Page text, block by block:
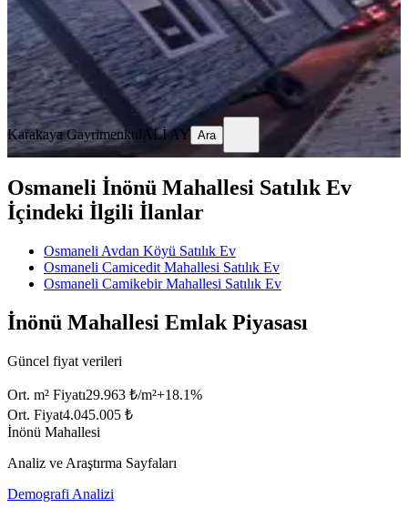
199.000 ₺
Karakaya GayrimenkulALİ AY
Ara
Karakaya GayrimenkulALİ AY Ara
Osmaneli İnönü Mahallesi Satılık Ev
İçindeki İlgili İlanlar
Osmaneli Avdan Köyü Satılık Ev
Osmaneli Camicedit Mahallesi Satılık Ev
Osmaneli Camikebir Mahallesi Satılık Ev
İnönü Mahallesi Emlak Piyasası
Güncel fiyat verileri
Ort. m² Fiyatı29.963 ₺/m²+18.1%
Ort. Fiyat4.045.005 ₺
İnönü Mahallesi
Analiz ve Araştırma Sayfaları
Demografi Analizi